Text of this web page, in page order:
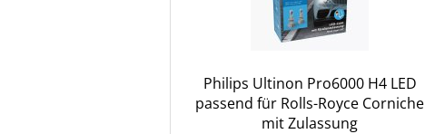
Philips Ultinon Pro6000 H4 LED
passend für Rolls-Royce Corniche
mit Zulassung